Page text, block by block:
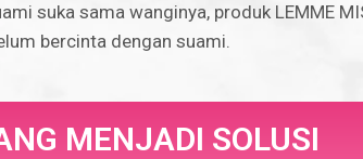
suka sama wanginya, produk LEMME
bercinta dengan suami.
MENJADI SOLUSI